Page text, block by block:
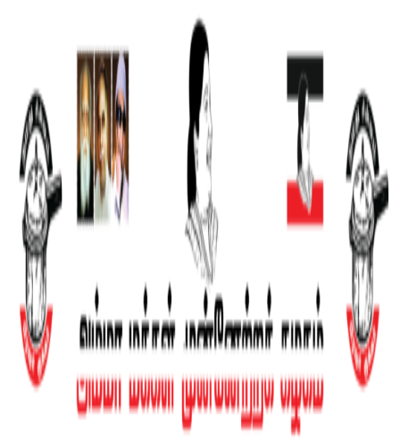
தலைமை
போராட்டங்கள்
வெளியீடுகள்
ஊடகம்
தொடர்பு
கொள்ள